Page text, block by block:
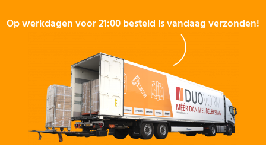
Op werkdagen voor 21:00 besteld is vandaag verzonden!